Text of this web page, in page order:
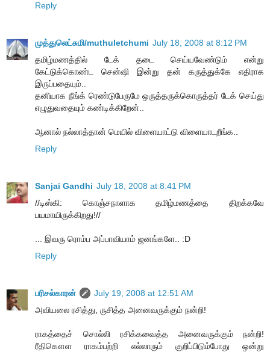
Reply
முத்துலெட்சுமி/muthuletchumi July 18, 2008 at 8:12 PM
தமிழ்மணத்தில் டேக் தடை செய்யவேண்டும் என்று
கேட்டுக்கொண்ட சென்ஷி இன்று தன் கருத்துக்கே எதிராக
இருப்பதையும்..
தனியாக நீங்க் ரெண்டுபேருமே ஒருத்தருக்கொருத்தர் டேக் செய்து
எழுதுவதையும் கண்டிக்கிறேன்..
ஆனால் நல்லாத்தான் மெயில் விளையாட்டு விளையாடறீங்க..
Reply
Sanjai Gandhi July 18, 2008 at 8:41 PM
//டிஸ்கி: கொஞ்சநாளாக தமிழ்மணத்தை திறக்கவே
பயமாயிருக்கிறது!//
... இவரு ரொம்ப அப்பாவியாம் ஜனங்களே.. :D
Reply
பரிசல்காரன்
July 19, 2008 at 12:51 AM
அவியலை ரசித்து, ருசித்த அனைவருக்கும் நன்றி!
ராகத்தைச் சொல்லி ரசிக்கவைத்த அனைவருக்கும் நன்றி!
ரீதிகௌள ராகம்பற்றி எல்லாரும் குறிப்பிடும்போது ஒன்று